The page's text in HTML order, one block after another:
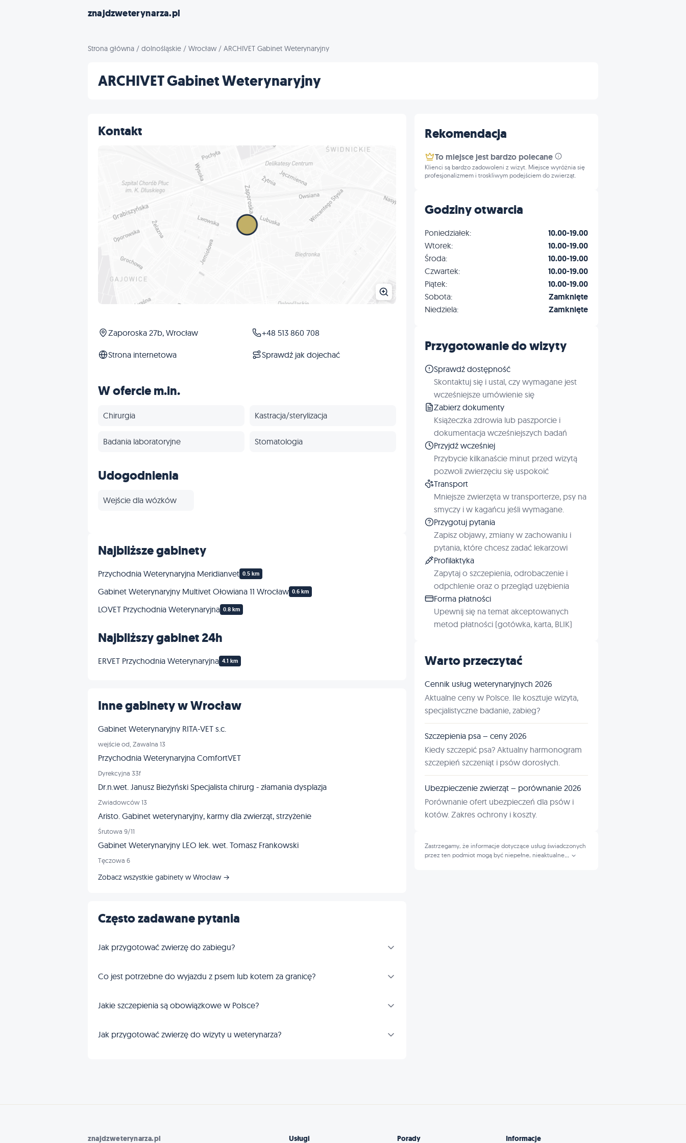
znajdzweterynarza.pl
Strona główna / dolnośląskie / Wrocław/ ARCHIVET Gabinet Weterynaryjny
ARCHIVET Gabinet Weterynaryjny
Kontakt
Zaporoska 27b, Wrocław +48 513 860 708
Strona internetowa Sprawdź jak dojechać
W ofercie m.in.
Chirurgia Kastracja/sterylizacja
Badania laboratoryjne Stomatologia
Inne
Udogodnienia
Wejście dla wózków
Najbliższe gabinety
Przychodnia Weterynaryjna Meridianvet 0.5 km
Gabinet Weterynaryjny Multivet Ołowiana 11 Wrocław 0.6 km
LOVET Przychodnia Weterynaryjna 0.8 km
Najbliższy gabinet 24h
ERVET Przychodnia Weterynaryjna 4.1 km
Inne gabinety w Wrocław
Gabinet Weterynaryjny RITA-VET s.c.
wejście od, Zawalna 13
Przychodnia Weterynaryjna ComfortVET
Dyrekcyjna 33f
Dr.n.wet. Janusz Bieżyński Specjalista chirurg - złamania dysplazja
Zwiadowców 13
Aristo. Gabinet weterynaryjny, karmy dla zwierząt, strzyżenie
Śrutowa 9/11
Gabinet Weterynaryjny LEO lek. wet. Tomasz Frankowski
Tęczowa 6
Zobacz wszystkie gabinety w Wrocław →
Często zadawane pytania
Jak przygotować zwierzę do zabiegu?
Co jest potrzebne do wyjazdu z psem lub kotem za granicę?
Jakie szczepienia są obowiązkowe w Polsce?
Jak przygotować zwierzę do wizyty u weterynarza?
Rekomendacja
To miejsce jest bardzo polecane
Klienci są bardzo zadowoleni z wizyt. Miejsce wyróżnia się
profesjonalizmem i troskliwym podejściem do zwierząt.
Godziny otwarcia
Poniedziałek: 10.00-19.00
Wtorek: 10.00-19.00
Środa: 10.00-19.00
Czwartek: 10.00-19.00
Piątek: 10.00-19.00
Sobota: Zamknięte
Niedziela: Zamknięte
Przygotowanie do wizyty
Sprawdź dostępność
Skontaktuj się i ustal, czy wymagane jest
wcześniejsze umówienie się
Zabierz dokumenty
Książeczka zdrowia lub paszporcie i
dokumentacja wcześniejszych badań
Przyjdź wcześniej
Przybycie kilkanaście minut przed wizytą
pozwoli zwierzęciu się uspokoić
Transport
Mniejsze zwierzęta w transporterze, psy na
smyczy i w kagańcu jeśli wymagane.
Przygotuj pytania
Zapisz objawy, zmiany w zachowaniu i
pytania, które chcesz zadać lekarzowi
Profilaktyka
Zapytaj o szczepienia, odrobaczenie i
odpchlenie oraz o przegląd uzębienia
Forma płatności
Upewnij się na temat akceptowanych
metod płatności (gotówka, karta, BLIK)
Warto przeczytać
Cennik usług weterynaryjnych 2026
Aktualne ceny w Polsce. Ile kosztuje wizyta,
specjalistyczne badanie, zabieg?
Szczepienia psa – ceny 2026
Kiedy szczepić psa? Aktualny harmonogram
szczepień szczeniąt i psów dorosłych.
Ubezpieczenie zwierząt – porównanie 2026
Porównanie ofert ubezpieczeń dla psów i
kotów. Zakres ochrony i koszty.
Zastrzegamy, że informacje dotyczące usług świadczonych
przez ten podmiot mogą być niepełne, nieaktualne...
znajdzweterynarza.pl Usługi Porady Informacje